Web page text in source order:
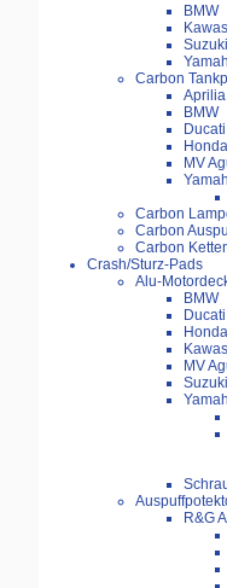
BMW
Suzuki
Carbon
Aprilia
BMW
Ducati
Honda
MV
Carbon
Carbon
Carbon
Crash/Sturz-Pads
Alu-
BMW
Ducati
Honda
MV
Suzuki
R&G